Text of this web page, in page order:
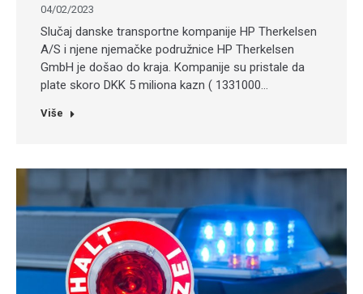
04/02/2023
Slučaj danske transportne kompanije HP Therkelsen
A/S i njene njemačke podružnice HP Therkelsen
GmbH je došao do kraja. Kompanije su pristale da
plate skoro DKK 5 miliona kazn ( 1331000…
Više